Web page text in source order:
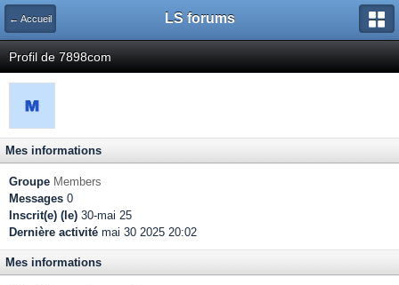
← Accueil LS forums
Profil de 7898com
Mes informations
Groupe Members
Messages 0
Inscrit(e) (le) 30-mai 25
Dernière activité mai 30 2025 20:02
Mes informations